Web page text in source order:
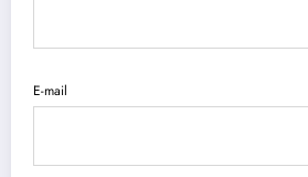
E-mail